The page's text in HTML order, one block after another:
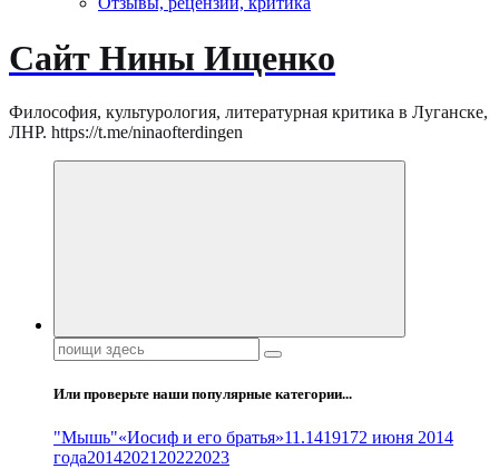
Сайт Нины Ищенко
Философия, культурология, литературная критика в Луганске,
ЛНР. https://t.me/ninaofterdingen
Поиск:
Или проверьте наши популярные категории...
"Мышь"«Иосиф и его братья»11.1419172 июня 2014
года2014202120222023